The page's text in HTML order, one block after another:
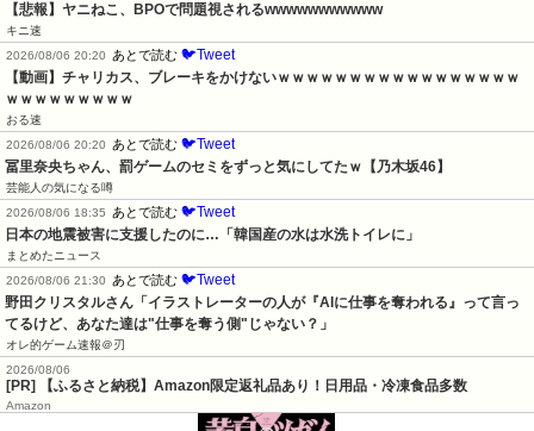
【悲報】ヤニねこ、BPOで問題視されるwwwwwwwwwww
キニ速
2026/08/06 20:20
あとで読む 🐦Tweet
【動画】チャリカス、ブレーキをかけないｗｗｗｗｗｗｗｗｗｗｗｗｗｗｗｗｗ
ｗｗｗｗｗｗｗｗｗ
おる速
2026/08/06 20:20
あとで読む 🐦Tweet
冨里奈央ちゃん、罰ゲームのセミをずっと気にしてたｗ【乃木坂46】
芸能人の気になる噂
2026/08/06 18:35
あとで読む 🐦Tweet
日本の地震被害に支援したのに…「韓国産の水は水洗トイレに」
まとめたニュース
2026/08/06 21:30
あとで読む 🐦Tweet
野田クリスタルさん「イラストレーターの人が『AIに仕事を奪われる』って言っ
てるけど、あなた達は"仕事を奪う側"じゃない？」
オレ的ゲーム速報＠刃
2026/08/06
[PR] 【ふるさと納税】Amazon限定返礼品あり！日用品・冷凍食品多数
Amazon